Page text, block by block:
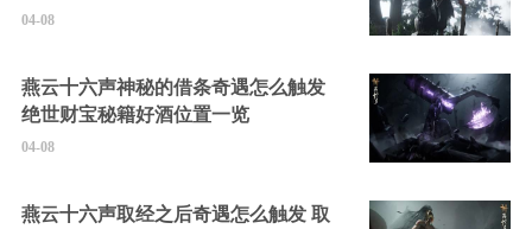
04-08
燕云十六声神秘的借条奇遇怎么触发
绝世财宝秘籍好酒位置一览
04-08
燕云十六声取经之后奇遇怎么触发 取